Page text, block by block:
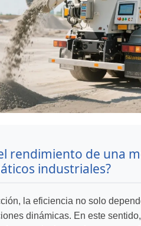
rendimiento de una
industriales?
la eficiencia no solo
dinámicas. En este